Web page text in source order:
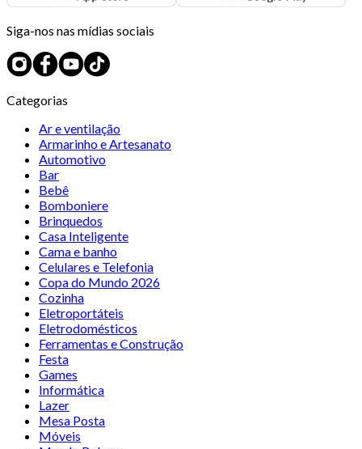
Siga-nos nas mídias sociais
Categorias
Ar e ventilação
Armarinho e Artesanato
Automotivo
Bar
Bebê
Bomboniere
Brinquedos
Casa Inteligente
Cama e banho
Celulares e Telefonia
Copa do Mundo 2026
Cozinha
Eletroportáteis
Eletrodomésticos
Ferramentas e Construção
Festa
Games
Informática
Lazer
Mesa Posta
Móveis